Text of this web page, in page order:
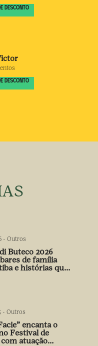
DESCONTO
DESCONTO
- Outros
Buteco 2026
de família
e histórias que
- Outros
encanta o
Festival de
atuação